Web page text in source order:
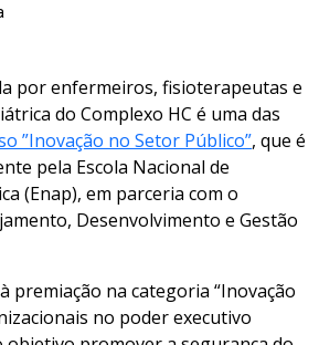
por enfermeiros, fisioterapeutas e
do Complexo HC é uma das
”Inovação no Setor Público”, que é
pela Escola Nacional de
(Enap), em parceria com o
Desenvolvimento e Gestão
premiação na categoria “Inovação
no poder executivo